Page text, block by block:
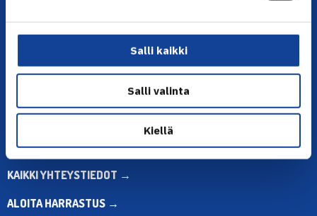
Salli kaikki
Salli valinta
Kiellä
YHTEYSTIEDOT
Puh. 010 574 3959
ma-pe klo 10.00-12.00
Muina aikoina olkaa yhteydessä
sähköpostitse: toimisto@tennis.fi
KAIKKI YHTEYSTIEDOT →
ALOITA HARRASTUS →